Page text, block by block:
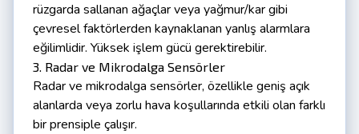
rüzgarda sallanan ağaçlar veya yağmur/kar gibi
çevresel faktörlerden kaynaklanan yanlış alarmlara
eğilimlidir. Yüksek işlem gücü gerektirebilir.
3. Radar ve Mikrodalga Sensörler
Radar ve mikrodalga sensörler, özellikle geniş açık
alanlarda veya zorlu hava koşullarında etkili olan farklı
bir prensiple çalışır.